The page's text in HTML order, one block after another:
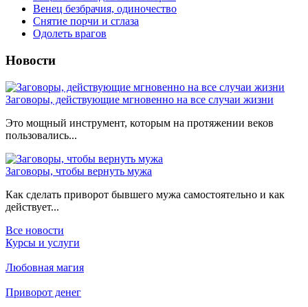
Венец безбрачия, одиночество
Снятие порчи и сглаза
Одолеть врагов
Новости
Заговоры, действующие мгновенно на все случаи жизни
Это мощный инструмент, которым на протяжении веков
пользовались...
Заговоры, чтобы вернуть мужа
Как сделать приворот бывшего мужа самостоятельно и как
действует...
Все новости
Курсы и услуги
Любовная магия
Приворот денег